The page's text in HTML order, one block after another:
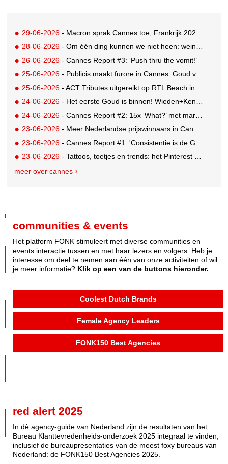
29-06-2026 - Macron sprak Cannes toe, Frankrijk 2026 Creative Country of the Year
28-06-2026 - Om één ding kunnen we niet heen: weinig awards voor Nederland in drukbezocht Cannes
26-06-2026 - Cannes Report #3: ‘Push thru the vomit!’
25-06-2026 - Publicis maakt furore in Cannes: Goud voor Renault-campagne
25-06-2026 - ACT Tributes uitgereikt op RTL Beach in Cannes
24-06-2026 - Het eerste Goud is binnen! Wieden+Kennedy glanst met LEGO-campagne
24-06-2026 - Cannes Report #2: 15x ‘What?’ met marketing-enfant terrible Andrew Tindall
23-06-2026 - Meer Nederlandse prijswinnaars in Cannes: Brons en Zilver voor GUT
23-06-2026 - Cannes Report #1: 'Consistentie is de GOAT'
23-06-2026 - Tattoos, toetjes en trends: het Pinterest Manifestival zet inspiratie om in iets tastbaars
meer over cannes
communities & events
Het platform FONK stimuleert met diverse communities en
events interactie tussen en met haar lezers en volgers. Heb je
interesse om deel te nemen aan één van onze activiteiten of wil
je meer informatie? Klik op een van de buttons hieronder.
Coolest Dutch Brands
Female Agency Leaders
FONK150 Best Agencies
red alert 2025
In dè agency-guide van Nederland zijn de resultaten van het
Bureau Klanttevredenheids-onderzoek 2025 integraal te vinden,
inclusief de bureaupresentaties van de meest foxy bureaus van
Nederland: de FONK150 Best Agencies 2025.